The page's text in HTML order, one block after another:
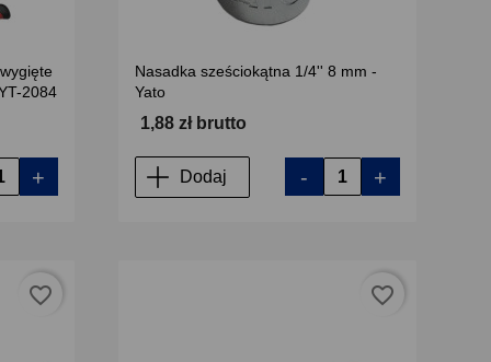
2084
+
Nasadka sześciokątna 1/4'' 8 mm -
Yato
1,88 zł brutto
Dodaj - +
favorite_border favorite_border